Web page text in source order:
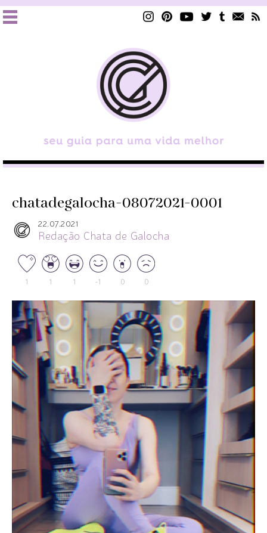
chatadegalocha-08072021-0001
22.07.2021
Redação Chata de Galocha
1 1 1 -1 0 0